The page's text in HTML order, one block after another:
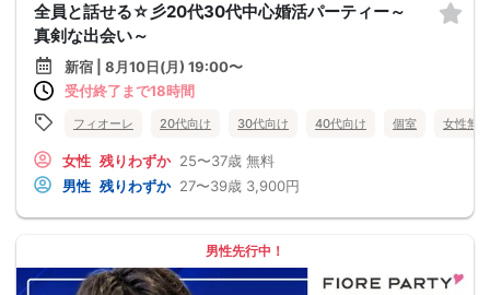
全員と話せる☆彡20代30代中心婚活パーティー～
真剣な出会い～
新宿 | 8月10日(月) 19:00〜
受付終了まで18時間
フィオーレ 20代向け 30代向け 40代向け 個室 女性無料
女性 残りわずか 25〜37歳 無料
男性 残りわずか 27〜39歳 3,900円
男性先行中！